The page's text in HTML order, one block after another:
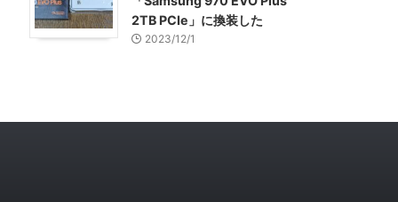
2TB PCIe」に換装した
2023/12/1